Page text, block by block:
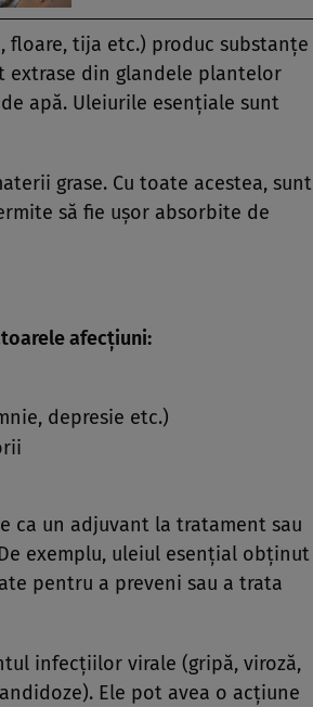
tija etc.) produc substanţe
extrase din glandele plantelor
apă. Uleiurile esenţiale sunt
grase. Cu toate acestea, sunt
să fie uşor absorbite de
afecţiuni:
depresie etc.)
ca un adjuvant la tratament sau
exemplu, uleiul esenţial obţinut
pentru a preveni sau a trata
infecţiilor virale (gripă, viroză,
Ele pot avea o acţiune